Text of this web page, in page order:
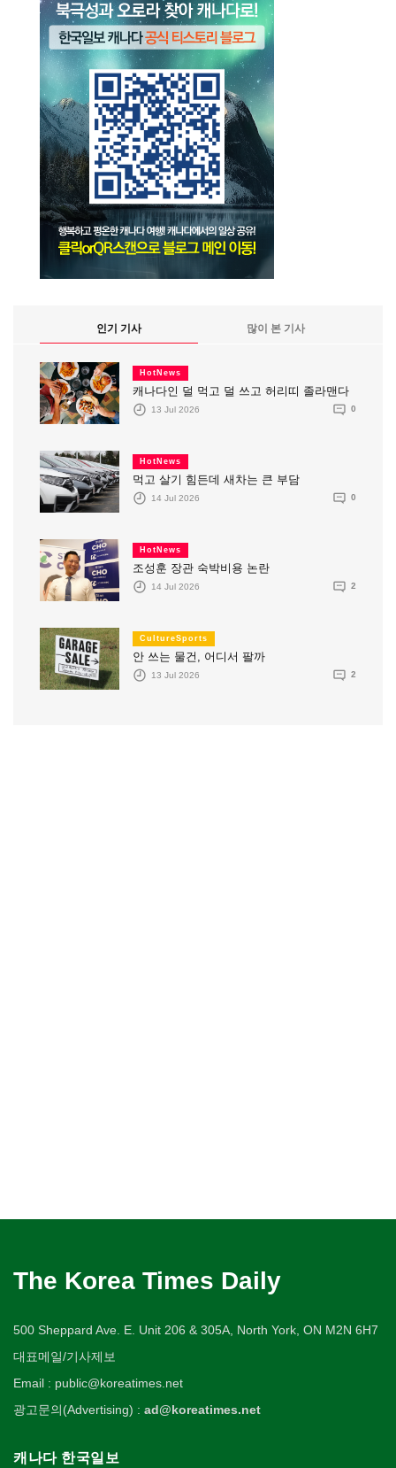
인기 기사 많이 본 기사
HotNews
캐나다인 덜 먹고 덜 쓰고 허리띠 졸라맨다
13 Jul 2026 0
HotNews
먹고 살기 힘든데 새차는 큰 부담
14 Jul 2026 0
HotNews
조성훈 장관 숙박비용 논란
14 Jul 2026 2
CultureSports
안 쓰는 물건, 어디서 팔까
13 Jul 2026 2
The Korea Times Daily
500 Sheppard Ave. E. Unit 206 & 305A, North York, ON M2N 6H7
대표메일/기사제보
Email : public@koreatimes.net
광고문의(Advertising) : ad@koreatimes.net
캐나다 한국일보